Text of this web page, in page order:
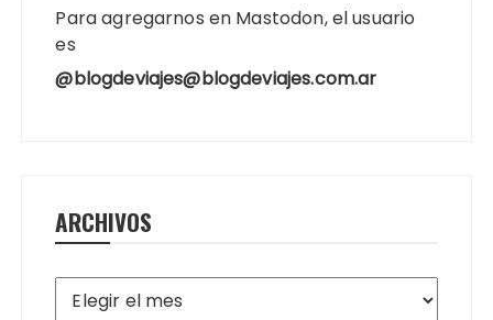
Para agregarnos en Mastodon, el usuario
es
@blogdeviajes@blogdeviajes.com.ar
ARCHIVOS
Archivos